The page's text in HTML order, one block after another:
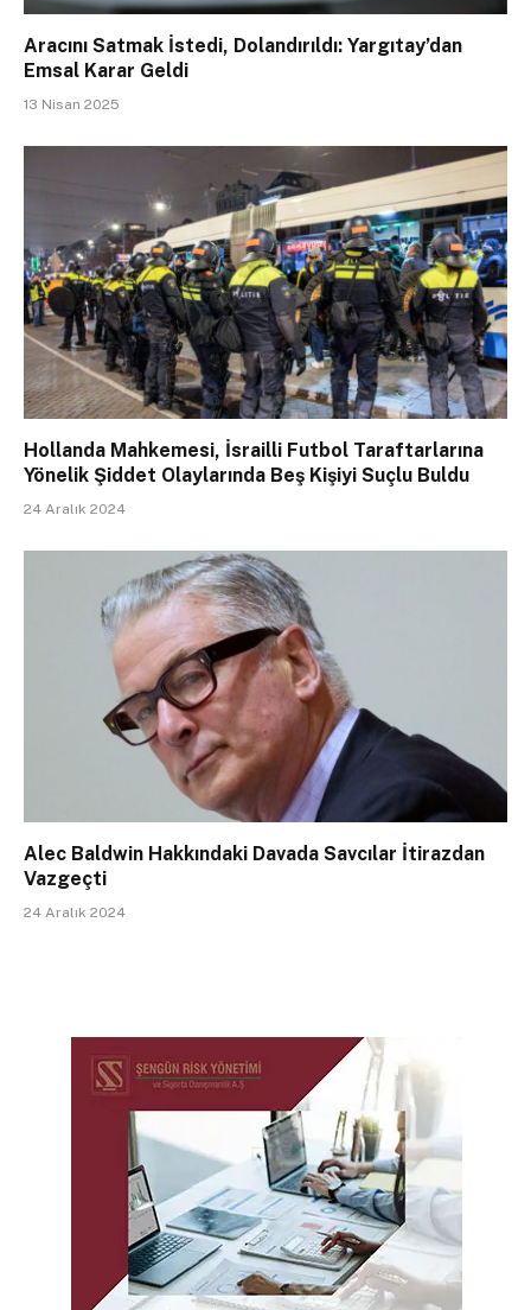
Aracını Satmak İstedi, Dolandırıldı: Yargıtay’dan
Emsal Karar Geldi
13 Nisan 2025
Hollanda Mahkemesi, İsrailli Futbol Taraftarlarına
Yönelik Şiddet Olaylarında Beş Kişiyi Suçlu Buldu
24 Aralık 2024
Alec Baldwin Hakkındaki Davada Savcılar İtirazdan
Vazgeçti
24 Aralık 2024